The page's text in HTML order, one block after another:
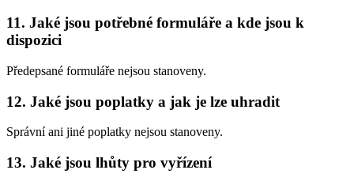
11. Jaké jsou potřebné formuláře a kde jsou k
dispozici
Předepsané formuláře nejsou stanoveny.
12. Jaké jsou poplatky a jak je lze uhradit
Správní ani jiné poplatky nejsou stanoveny.
13. Jaké jsou lhůty pro vyřízení